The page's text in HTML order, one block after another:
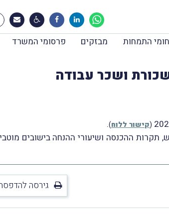
התמחות מבזקים פרסומי המשרד
ושכר עבודה
(קישור ללוח)
.
המתואמים לשנת-המס 2020, סכומי שווי השימוש, תקרות ההכנסה ושיעורי
גירסה